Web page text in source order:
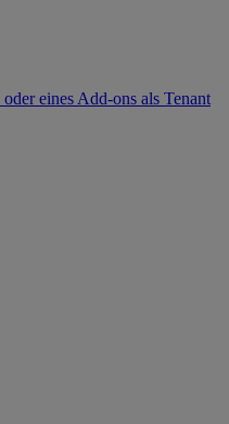
eines Add-ons als Tenant